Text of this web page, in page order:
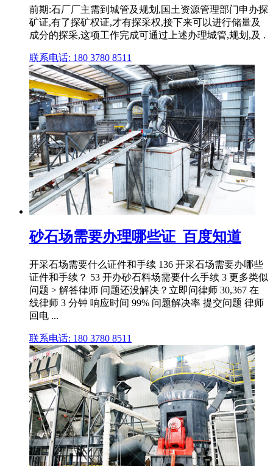
前期:石厂厂主需到城管及规划,国土资源管理部门申办探
矿证,有了探矿权证,才有探采权,接下来可以进行储量及
成分的探采,这项工作完成可通过上述办理城管,规划,及 .
联系电话: 180 3780 8511
砂石场需要办理哪些证_百度知道
开采石场需要什么证件和手续 136 开采石场需要办哪些
证件和手续？ 53 开办砂石料场需要什么手续 3 更多类似
问题 > 解答律师 问题还没解决？立即问律师 30,367 在
线律师 3 分钟 响应时间 99% 问题解决率 提交问题 律师
回电 ...
联系电话: 180 3780 8511